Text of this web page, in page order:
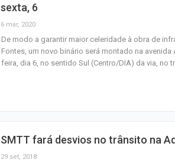
sexta, 6
6 mar, 2020
De modo a garantir maior celeridade à obra de
Fontes, um novo binário será montado na
feira, dia 6, no sentido Sul (Centro/DIA) da via, no
SMTT fará desvios no trânsito na
29 set, 2018